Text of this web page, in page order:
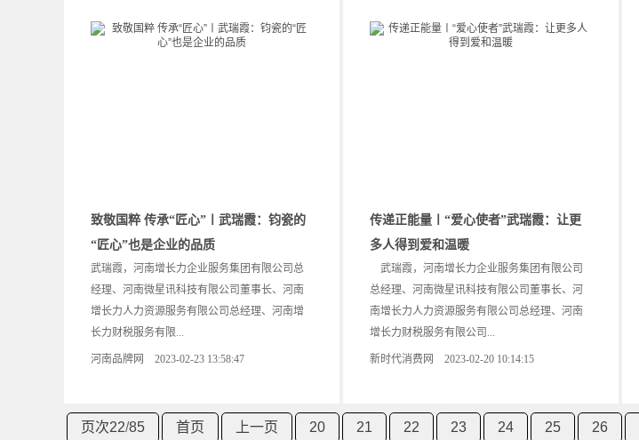
致敬国粹 传承“匠心”〡武瑞霞：钧瓷的
“匠心”也是企业的品质
武瑞霞，河南增长力企业服务集团有限公司总
经理、河南微星讯科技有限公司董事长、河南
增长力人力资源服务有限公司总经理、河南增
长力财税服务有限...
河南品牌网 2023-02-23 13:58:47
传递正能量〡“爱心使者”武瑞霞：让更
多人得到爱和温暖
武瑞霞，河南增长力企业服务集团有限公司
总经理、河南微星讯科技有限公司董事长、河
南增长力人力资源服务有限公司总经理、河南
增长力财税服务有限公司...
新时代消费网 2023-02-20 10:14:15
页次22/85 首页 上一页 20 21 22 23 24 25 26